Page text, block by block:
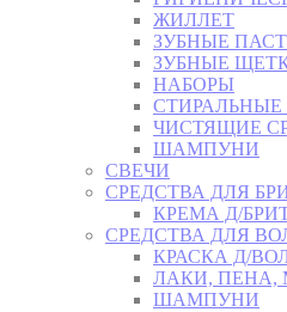
ЖИЛЛЕТ
ЗУБНЫЕ
ЗУБНЫЕ
НАБОРЫ
ЧИСТЯЩИЕ
ШАМПУНИ
СВЕЧИ
СРЕДСТВА ДЛЯ
КРЕМА Д/
СРЕДСТВА ДЛЯ
КРАСКА Д/
ЛАКИ, ПЕНА,
ШАМПУНИ